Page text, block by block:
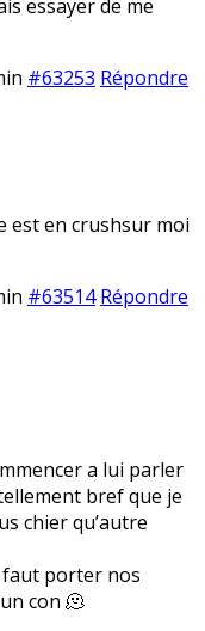
essayer de me
#63253 Répondre
est en crushsur moi
#63514 Répondre
a lui parler
bref que je
chier qu’autre
faut porter nos
con 🫠